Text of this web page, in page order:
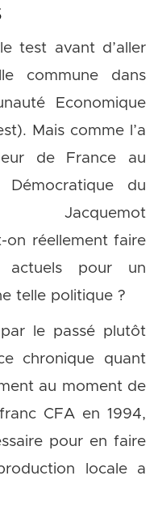
test avant d’aller
commune dans
Economique
Mais comme l’a
de France au
du
on réellement faire
actuels pour un
telle politique ?
le passé plutôt
chronique quant
au moment de
CFA en 1994,
pour en faire
locale a